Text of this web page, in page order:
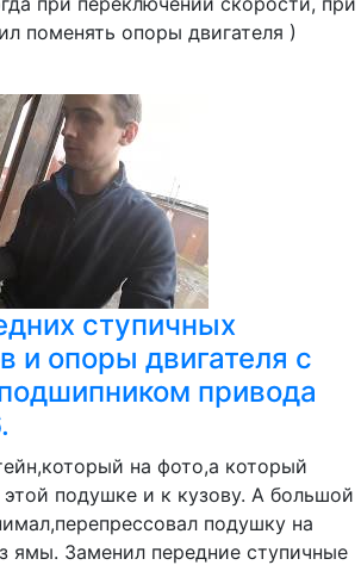
поменять опоры двигателя )
ступичных
и опоры двигателя с
привода
на фото,а который
этой подушке и к кузову. А большой
подушку на
ямы. Заменил передние ступичные